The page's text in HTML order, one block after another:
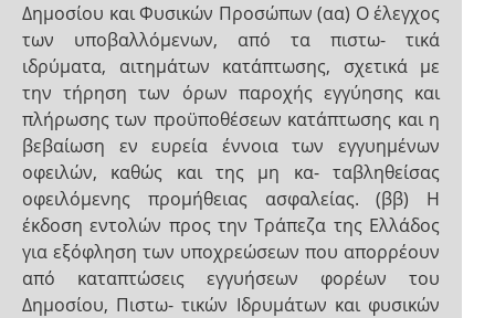
Δημοσίου και Φυσικών Προσώπων (αα) Ο έλεγχος
των υποβαλλόμενων, από τα πιστω- τικά
ιδρύματα, αιτημάτων κατάπτωσης, σχετικά με
την τήρηση των όρων παροχής εγγύησης και
πλήρωσης των προϋποθέσεων κατάπτωσης και η
βεβαίωση εν ευρεία έννοια των εγγυημένων
οφειλών, καθώς και της μη κα- ταβληθείσας
οφειλόμενης προμήθειας ασφαλείας. (ββ) Η
έκδοση εντολών προς την Τράπεζα της Ελλάδος
για εξόφληση των υποχρεώσεων που απορρέουν
από καταπτώσεις εγγυήσεων φορέων του
Δημοσίου, Πιστω- τικών Ιδρυμάτων και φυσικών